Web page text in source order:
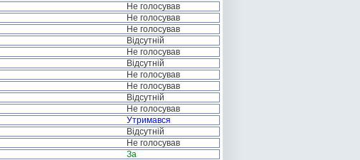
Не голосував
Не голосував
Не голосував
Відсутній
Не голосував
Відсутній
Не голосував
Не голосував
Відсутній
Не голосував
Утримався
Відсутній
Не голосував
За